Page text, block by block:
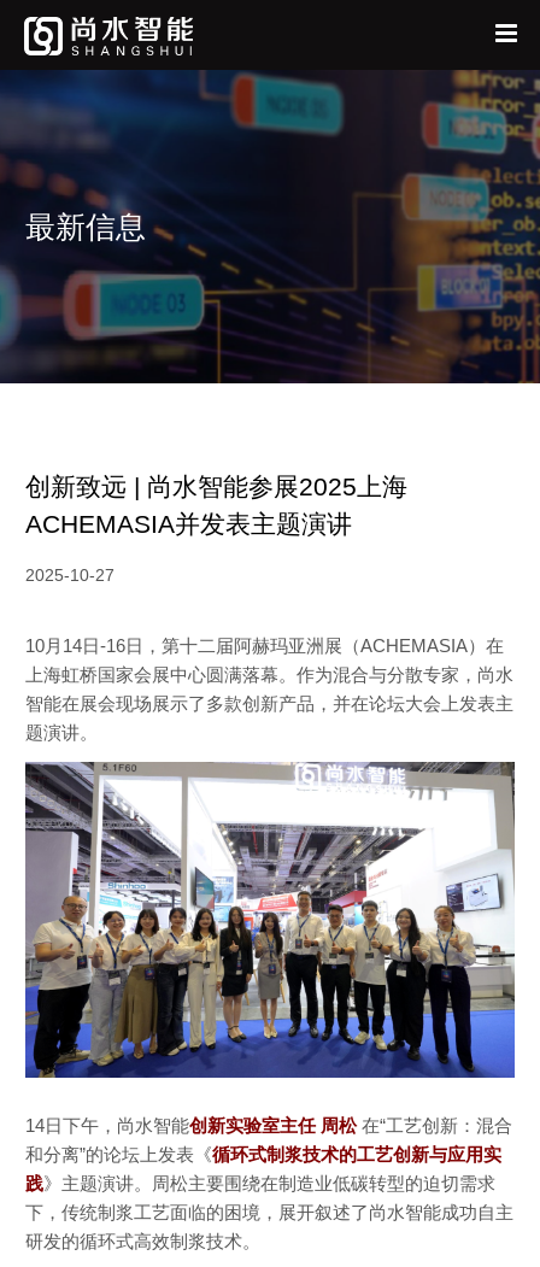
公司
产品
新闻中心
人才招聘
联系我们
股票信息
企业公告
最新信息
创新致远 | 尚水智能参展2025上海
ACHEMASIA并发表主题演讲
2025-10-27
10月14日-16日，第十二届阿赫玛亚洲展（ACHEMASIA）在
上海虹桥国家会展中心圆满落幕。作为混合与分散专家，尚水
智能在展会现场展示了多款创新产品，并在论坛大会上发表主
题演讲。
14日下午，尚水智能创新实验室主任 周松在“工艺创新：混合
和分离”的论坛上发表《循环式制浆技术的工艺创新与应用实
践》主题演讲。周松主要围绕在制造业低碳转型的迫切需求
下，传统制浆工艺面临的困境，展开叙述了尚水智能成功自主
研发的循环式高效制浆技术。